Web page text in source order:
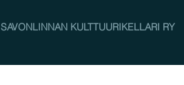
SAVONLINNAN KULTTUURIKELLARI RY